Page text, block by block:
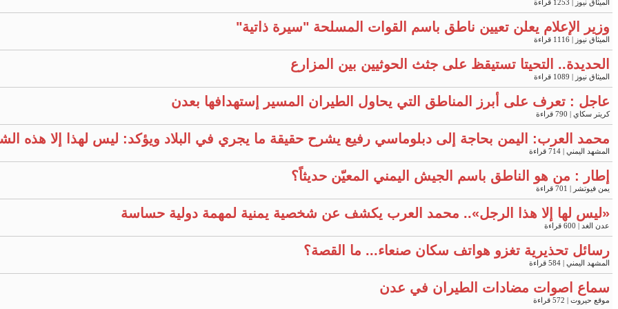
الميثاق نيوز
وزير الإعلام يعلن تعيين ناطق باسم القوات المسلحة "سيرة ذاتية"
الميثاق نيوز | 1116 قراءة
الحديدة.. التحيتا تستيقظ على جثث الحوثيين بين المزارع
الميثاق نيوز | 1089 قراءة
عاجل : تعرف على أبرز المناطق التي يحاول الطيران المسير إستهدافها بعدن
كريتر سكاي | 790 قراءة
محمد العرب: اليمن بحاجة إلى دبلوماسي رفيع يشرح حقيقة ما يجري في البلاد ويؤكد: ليس لهذا إلا هذه
المشهد اليمني | 714 قراءة
إطار : من هو الناطق باسم الجيش اليمني المعيّن حديثاً؟
يمن فيوتشر | 701 قراءة
«ليس لها إلا هذا الرجل».. محمد العرب يكشف عن شخصية يمنية لمهمة دولية حساسة
عدن الغد | 600 قراءة
رسائل تحذيرية تغزو هواتف سكان صنعاء... ما القصة؟
المشهد اليمني | 584 قراءة
سماع اصوات مضادات الطيران في عدن
موقع حيروت | 572 قراءة